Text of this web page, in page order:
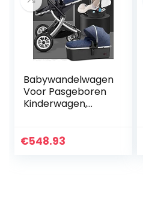
Babywandelwagen
Voor Pasgeboren
Kinderwagen,
Autostoel,
€548.93